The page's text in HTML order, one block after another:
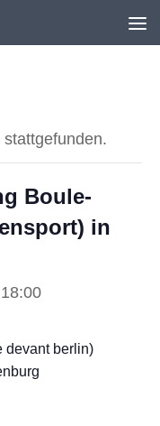
Boule-
in
18:00
devant berlin)